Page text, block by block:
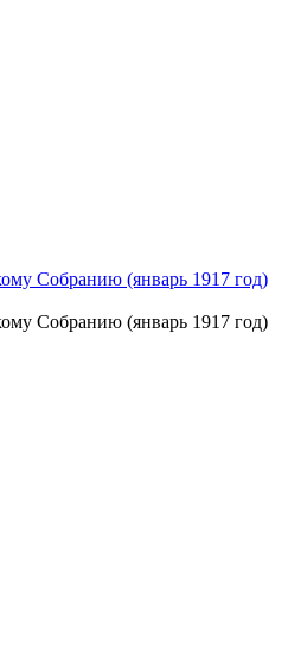
Собранию (январь 1917 год)
Собранию (январь 1917 год)